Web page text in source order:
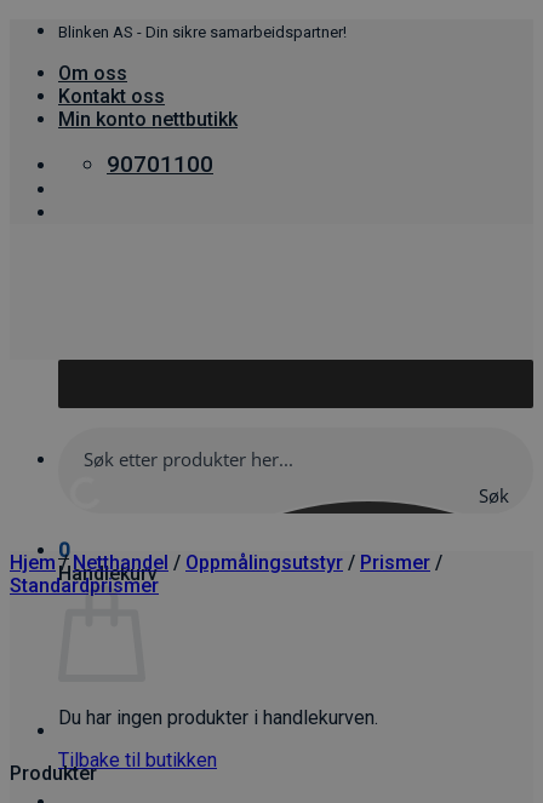
Skip
content
Blinken AS - Din sikre samarbeidspartner!
Om oss
Kontakt oss
Min konto nettbutikk
90701100
0
Handlekurv
Du har ingen produkter i handlekurven.
Tilbake til butikken
Søk
Hjem / Netthandel / Oppmålings­utstyr / Prismer /
Standardprismer
Produkter